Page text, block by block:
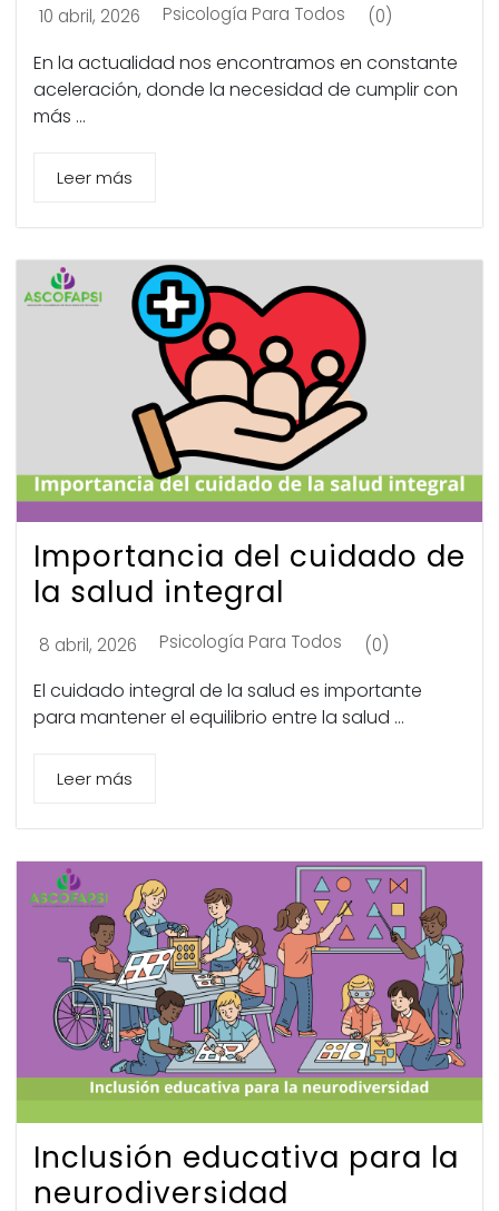
10 abril, 2026 Psicología Para Todos (0)
En la actualidad nos encontramos en constante
aceleración, donde la necesidad de cumplir con
más ...
Leer más
Importancia del cuidado de
la salud integral
8 abril, 2026 Psicología Para Todos (0)
El cuidado integral de la salud es importante
para mantener el equilibrio entre la salud ...
Leer más
Inclusión educativa para la
neurodiversidad